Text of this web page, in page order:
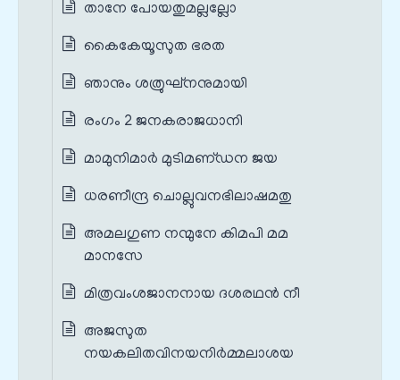
താനേ പോയതുമല്ലല്ലോ
കൈകേയൂസുത ഭരത
ഞാനും ശത്രുഘ്‌നനുമായി
രംഗം 2 ജനകരാജധാനി
മാമുനിമാര്‍ മുടിമണ്‌ഡന ജയ
ധരണീന്ദ്ര ചൊല്ലുവനഭിലാഷമതു
അമലഗുണ നന്മുനേ കിമപി മമ
മാനസേ
മിത്രവംശജാനനായ ദശരഥന്‍ നീ
അജസുത
നയകലിതവിനയനിര്‍മ്മലാശയ